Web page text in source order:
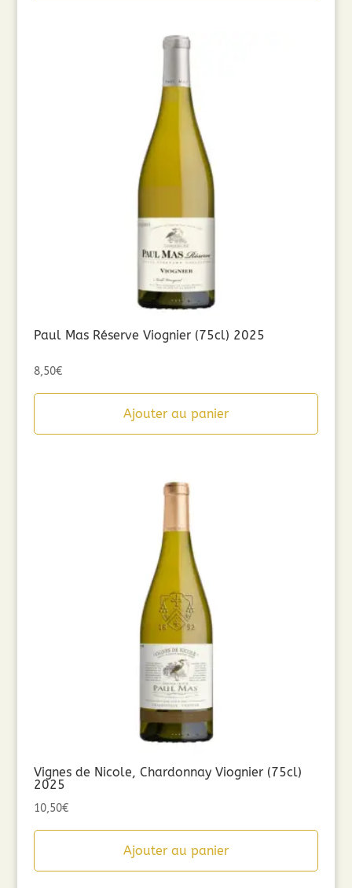
Paul Mas Réserve Viognier (75cl) 2025
8,50€
Ajouter au panier
Vignes de Nicole, Chardonnay Viognier (75cl)
2025
10,50€
Ajouter au panier